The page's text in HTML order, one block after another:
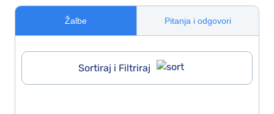
Žalbe Pitanja i odgovori
Sortiraj i Filtriraj